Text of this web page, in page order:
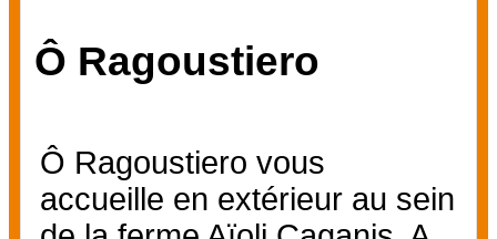
Ô Ragoustiero
Ô Ragoustiero vous
accueille en extérieur au sein